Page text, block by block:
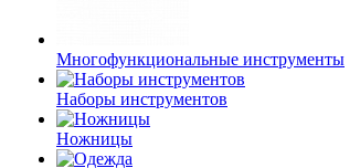
Многофункциональные инструменты
Наборы инструментов
Ножницы